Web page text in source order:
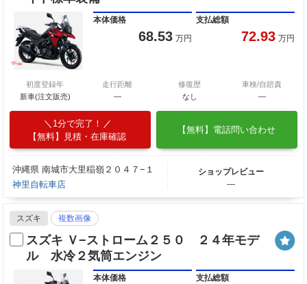
本体価格
68.53 万円
支払総額
72.93 万円
初度登録年
新車(注文販売)
走行距離
―
修復歴
なし
車検/自賠責
―
1分で完了！
【無料】見積・在庫確認
【無料】電話問い合わせ
沖縄県 南城市大里稲嶺２０４７−１
神里自転車店
ショップレビュー
―
スズキ 複数画像
スズキ Ｖ−ストローム２５０ ２４年モデ
ル 水冷２気筒エンジン
本体価格 支払総額